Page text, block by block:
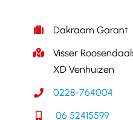
Dakraam Garant
Visser
XD Venhuizen
0228-764004
06 52415599